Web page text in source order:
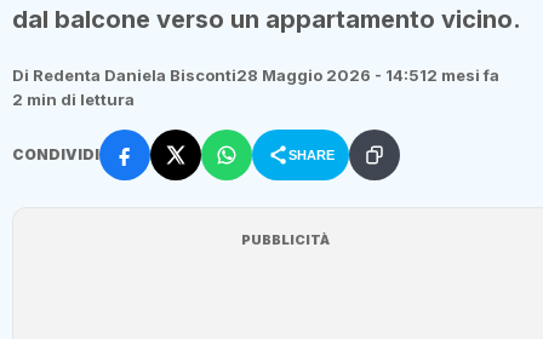
dal balcone verso un appartamento vicino.
Di Redenta Daniela Bisconti28 Maggio 2026 - 14:512 mesi fa
2 min di lettura
CONDIVIDI SHARE
PUBBLICITÀ